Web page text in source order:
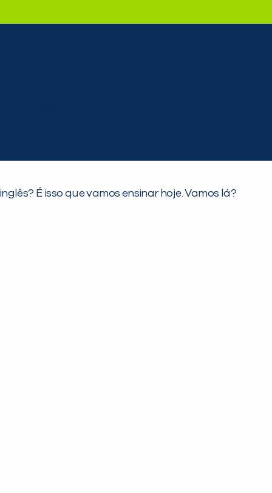
É isso que vamos ensinar hoje. Vamos lá?